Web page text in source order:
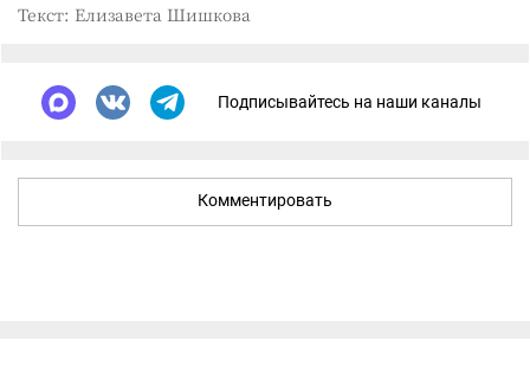
Текст: Елизавета Шишкова
Подписывайтесь на наши каналы
Комментировать